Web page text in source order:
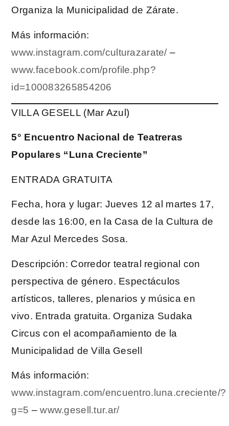
Organiza la Municipalidad de Zárate.
Más información:
www.instagram.com/culturazarate/ –
www.facebook.com/profile.php?
id=100083265854206
VILLA GESELL (Mar Azul)
5° Encuentro Nacional de Teatreras
Populares “Luna Creciente”
ENTRADA GRATUITA
Fecha, hora y lugar: Jueves 12 al martes 17,
desde las 16:00, en la Casa de la Cultura de
Mar Azul Mercedes Sosa.
Descripción: Corredor teatral regional con
perspectiva de género. Espectáculos
artísticos, talleres, plenarios y música en
vivo. Entrada gratuita. Organiza Sudaka
Circus con el acompañamiento de la
Municipalidad de Villa Gesell
Más información:
www.instagram.com/encuentro.luna.creciente/?
g=5 –www.gesell.tur.ar/